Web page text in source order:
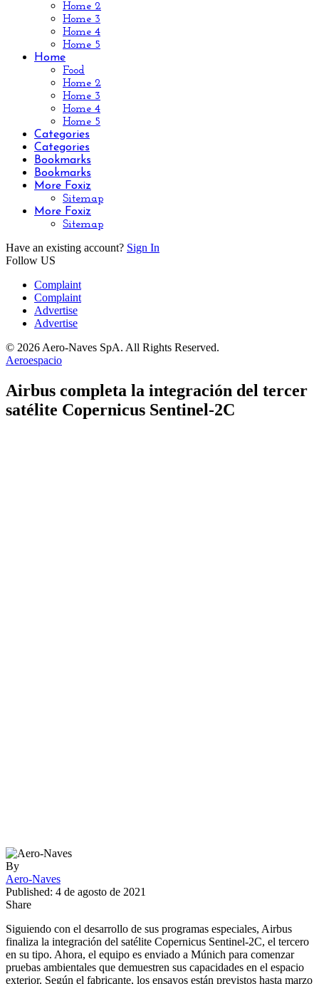
Home 2
Home 3
Home 4
Home 5
Home
Food
Home 2
Home 3
Home 4
Home 5
Categories
Categories
Bookmarks
Bookmarks
More Foxiz
Sitemap
More Foxiz
Sitemap
Have an existing account? Sign In
Follow US
Complaint
Complaint
Advertise
Advertise
© 2026 Aero-Naves SpA. All Rights Reserved.
Aeroespacio
Airbus completa la integración del tercer
satélite Copernicus Sentinel-2C
By
Aero-Naves
Published: 4 de agosto de 2021
Share
Siguiendo con el desarrollo de sus programas especiales, Airbus
finaliza la integración del satélite Copernicus Sentinel-2C, el tercero
en su tipo. Ahora, el equipo es enviado a Múnich para comenzar
pruebas ambientales que demuestren sus capacidades en el espacio
exterior. Según el fabricante, los ensayos están previstos hasta marzo